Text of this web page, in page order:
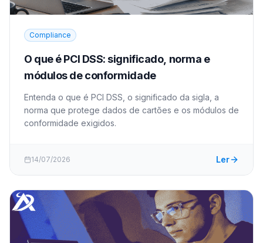
Compliance
O que é PCI DSS: significado, norma e
módulos de conformidade
Entenda o que é PCI DSS, o significado da sigla, a
norma que protege dados de cartões e os módulos de
conformidade exigidos.
14/07/2026 Ler